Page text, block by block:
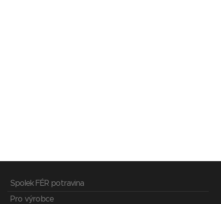
Spolek FÉR potravina
Pro výrobce